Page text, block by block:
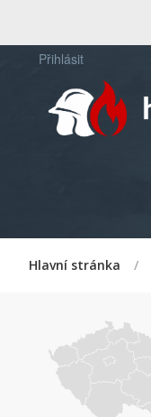
Přihlásit
Hlavní stránka /